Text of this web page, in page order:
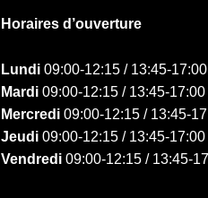
Horaires d’ouverture
Lundi09:00-12:15 / 13:45-17:00
Mardi09:00-12:15 / 13:45-17:00
Mercredi09:00-12:15 / 13:45-
Jeudi09:00-12:15 / 13:45-17:00
Vendredi09:00-12:15 / 13:45-